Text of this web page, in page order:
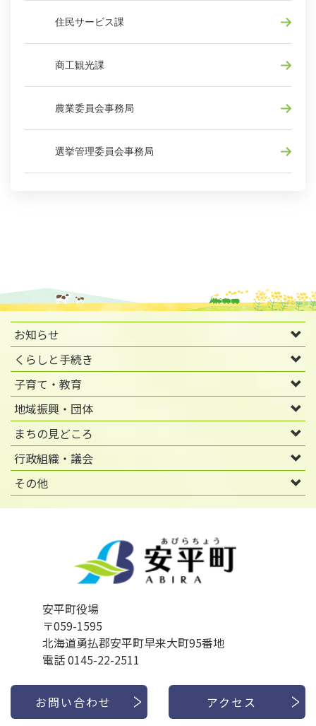
住民サービス課
商工観光課
農業委員会事務局
選挙管理委員会事務局
お知らせ
くらしと手続き
子育て・教育
地域振興・団体
まちの見どころ
行政組織・議会
その他
安平町役場
〒059-1595
北海道勇払郡安平町早来大町95番地
電話 0145-22-2511
お問い合わせ アクセス